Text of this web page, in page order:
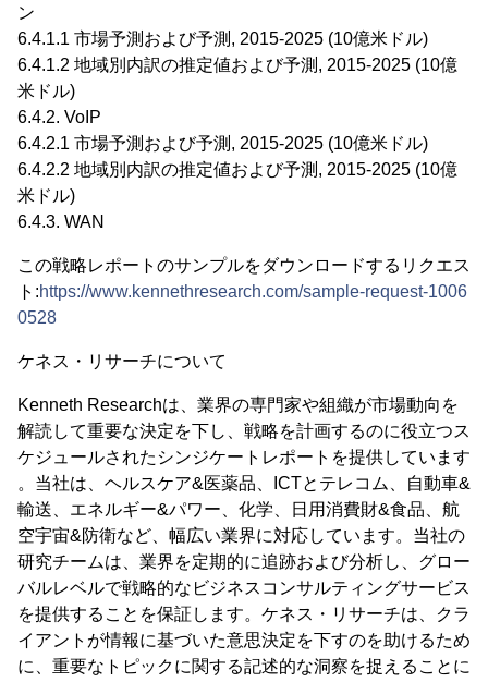
ン
6.4.1.1 市場予測および予測, 2015-2025 (10億米ドル)
6.4.1.2 地域別内訳の推定値および予測, 2015-2025 (10億
米ドル)
6.4.2. VoIP
6.4.2.1 市場予測および予測, 2015-2025 (10億米ドル)
6.4.2.2 地域別内訳の推定値および予測, 2015-2025 (10億
米ドル)
6.4.3. WAN
この戦略レポートのサンプルをダウンロードするリクエス
ト:https://www.kennethresearch.com/sample-request-1006
0528
ケネス・リサーチについて
Kenneth Researchは、業界の専門家や組織が市場動向を
解読して重要な決定を下し、戦略を計画するのに役立つス
ケジュールされたシンジケートレポートを提供しています
。当社は、ヘルスケア&医薬品、ICTとテレコム、自動車&
輸送、エネルギー&パワー、化学、日用消費財&食品、航
空宇宙&防衛など、幅広い業界に対応しています。当社の
研究チームは、業界を定期的に追跡および分析し、グロー
バルレベルで戦略的なビジネスコンサルティングサービス
を提供することを保証します。ケネス・リサーチは、クラ
イアントが情報に基づいた意思決定を下すのを助けるため
に、重要なトピックに関する記述的な洞察を捉えることに